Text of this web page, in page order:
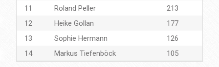
11
Roland Peller
213
12
Heike Gollan
177
13
Sophie Hermann
126
14
Markus Tiefenböck 105